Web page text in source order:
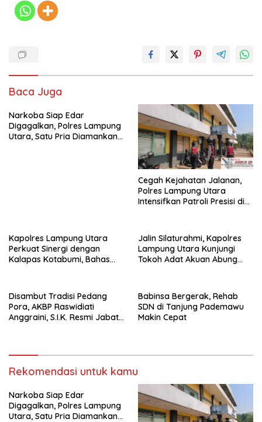
Baca Juga
Narkoba Siap Edar
Digagalkan, Polres Lampung
Utara, Satu Pria Diamankan
Cegah Kejahatan Jalanan,
Polres Lampung Utara
Intensifkan Patroli Presisi di
Kapolres Lampung Utara
Perkuat Sinergi dengan
Kalapas Kotabumi, Bahas
Jalin Silaturahmi, Kapolres
Lampung Utara Kunjungi
Tokoh Adat Akuan Abung
Disambut Tradisi Pedang
Pora, AKBP Raswidiati
Anggraini, S.I.K. Resmi Jabat
Babinsa Bergerak, Rehab
SDN di Tanjung Pademawu
Makin Cepat
Rekomendasi untuk kamu
Narkoba Siap Edar
Digagalkan, Polres Lampung
Utara, Satu Pria Diamankan